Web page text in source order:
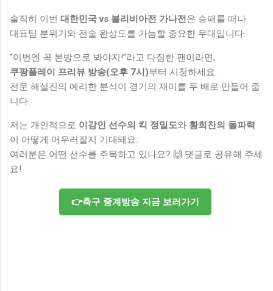
솔직히 이번 대한민국 vs 볼리비아전 가나전은 승패를 떠나
대표팀 분위기와 전술 완성도를 가늠할 중요한 무대입니다.
“이번엔 꼭 본방으로 봐야지!”라고 다짐한 팬이라면,
쿠팡플레이 프리뷰 방송(오후 7시)부터 시청하세요.
전문 해설진의 예리한 분석이 경기의 재미를 두 배로 만들어 줍
니다.
저는 개인적으로 이강인 선수의 킥 정밀도와 황희찬의 돌파력
이 어떻게 어우러질지 기대돼요.
여러분은 어떤 선수를 주목하고 있나요? 🙌 댓글로 공유해 주세
요!
👉축구 중계방송 지금 보러가기